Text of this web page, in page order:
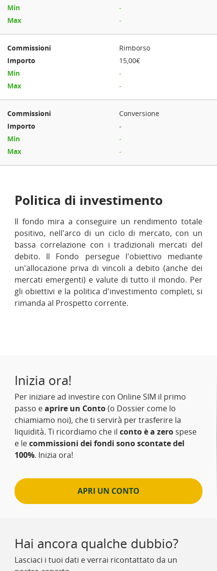
-
-
Rimborso
15,00€
-
-
Conversione
-
-
-
Politica di investimento
Il fondo mira a conseguire un rendimento totale
positivo, nell'arco di un ciclo di mercato, con un
bassa correlazione con i tradizionali mercati del
debito. Il Fondo persegue l'obiettivo mediante
un'allocazione priva di vincoli a debito (anche dei
mercati emergenti) e valute di tutto il mondo. Per
gli obiettivi e la politica d'investimento completi, si
rimanda al Prospetto corrente.
Inizia ora!
Per iniziare ad investire con Online SIM il primo
passo eaprire un Conto(o Dossier come lo
chiamiamo noi), che ti servirà per trasferire la
liquidità. Ti ricordiamo che il conto è a zero spese
e lecommissioni dei fondi sono scontate del
100%. Inizia ora!
APRI UN CONTO
Hai ancora qualche dubbio?
Lasciaci i tuoi dati e verrai ricontattato da un